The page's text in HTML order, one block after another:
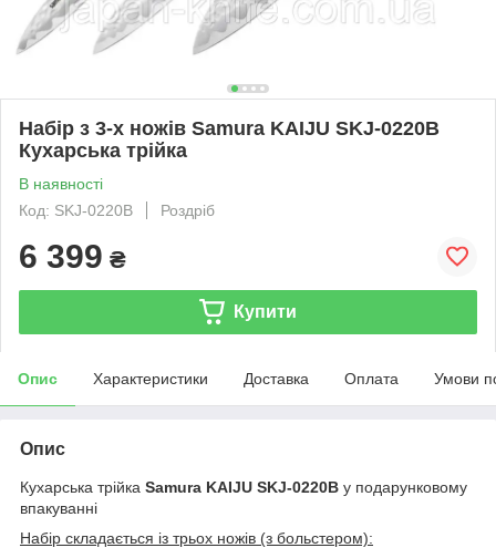
Набір з 3-х ножів Samura KAIJU SKJ-0220B
Кухарська трійка
В наявності
Код: SKJ-0220B
Роздріб
6 399 ₴
Купити
Опис Характеристики Доставка Оплата Умови
Опис
Кухарська трійка Samura KAIJU SKJ-0220B у подарунковому
впакуванні
Набір складається із трьох ножів (з больстером):